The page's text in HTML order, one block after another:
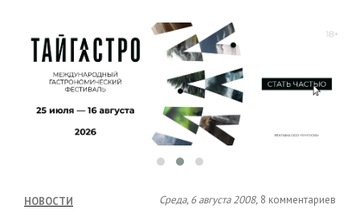
НОВОСТИ Среда, 6 августа 2008, 8 комментариев